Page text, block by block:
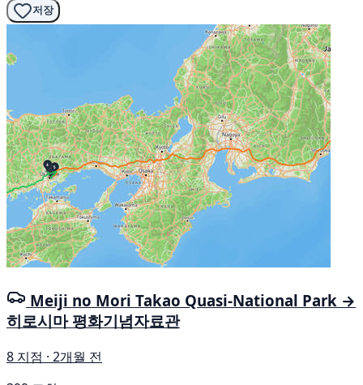
저장
Meiji no Mori Takao Quasi-National Park →
히로시마 평화기념자료관
8 지점 · 2개월 전